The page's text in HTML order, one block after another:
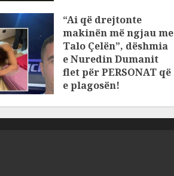
“Ai që drejtonte
makinën më ngjau me
Talo Çelën”, dëshmia
e Nuredin Dumanit
flet për PERSONAT që
e plagosën!